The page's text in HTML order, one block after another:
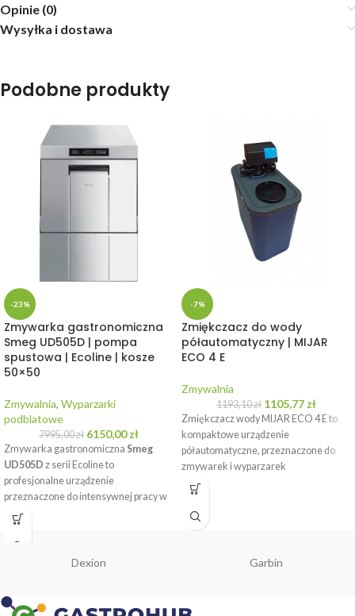
Opinie (0)
Wysyłka i dostawa
Podobne produkty
-23%
Zmywarka gastronomiczna
Smeg UD505D | pompa
spustowa | Ecoline | kosze
50×50
Zmywalnia, Wyparzarki
podblatowe
7995,00zł 6150,00zł
Zmywarka gastronomiczna Smeg
UD505D z serii Ecoline to
profesjonalne urządzenie
przeznaczone do intensywnej pracy w
restauracjach, barach i hotelach.
WYPOŻYCZ
-7%
Zmiękczacz do wody
półautomatyczny | MIJAR
ECO 4 E
Zmywalnia
1193,10zł 1105,77 zł
Zmiękczacz wody MIJAR ECO 4 E to
kompaktowe urządzenie
półautomatyczne, przeznaczone do
zmywarek i wyparzarek
gastronomicznych.
Dexion Garbin